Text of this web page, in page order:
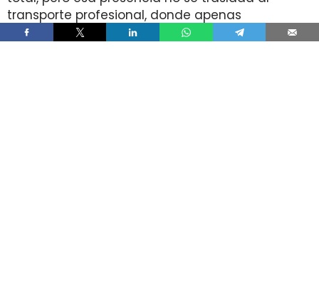
transporte profesional, donde apenas
representan el 2% de un colectivo de 250.000